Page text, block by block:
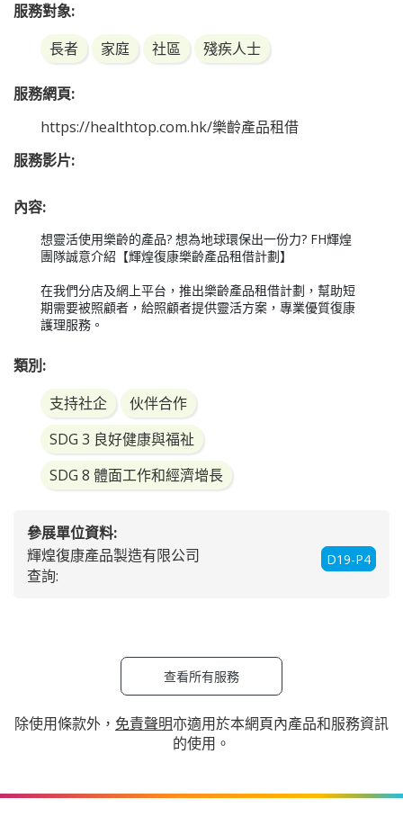
服務對象:
長者
家庭 社區 殘疾人士
服務網頁:
https://healthtop.com.hk/樂齡產品租借
服務影片:
內容:
想靈活使用樂齡的產品? 想為地球環保出一份力? FH輝煌
團隊誠意介紹【輝煌復康樂齡產品租借計劃】
在我們分店及網上平台，推出樂齡產品租借計劃，幫助短
期需要被照顧者，給照顧者提供靈活方案，專業優質復康
護理服務。
類別:
支持社企
伙伴合作
SDG 3 良好健康與福祉
SDG 8 體面工作和經濟增長
參展單位資料:
D19-P4
輝煌復康產品製造有限公司
查詢:
查看所有服務
除使用條款外， 免責聲明亦適用於本網頁內產品和服務資訊
的使用。